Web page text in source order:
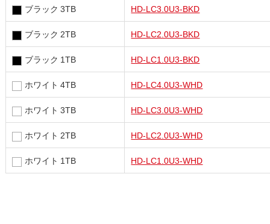
ブラック 3TB HD-LC3.0U3-BKD
ブラック 2TB HD-LC2.0U3-BKD
ブラック 1TB HD-LC1.0U3-BKD
ホワイト 4TB HD-LC4.0U3-WHD
ホワイト 3TB HD-LC3.0U3-WHD
ホワイト 2TB HD-LC2.0U3-WHD
ホワイト 1TB HD-LC1.0U3-WHD